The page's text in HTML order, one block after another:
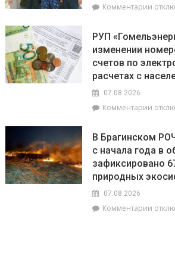
район
Комментарии к
и
три
В
РУП
изменении
счетов по
расчетах с
07.08.2026
Комментарии к
об
счетов
В Брагинском
с начала года в
зафиксировано
природных
07.08.2026
Комментарии к